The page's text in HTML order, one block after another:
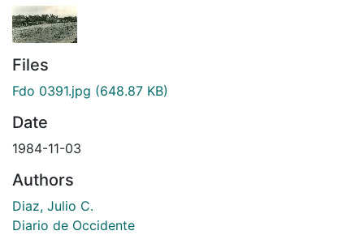
Files
Fdo 0391.jpg (648.87 KB)
Date
1984-11-03
Authors
Diaz, Julio C.
Diario de Occidente